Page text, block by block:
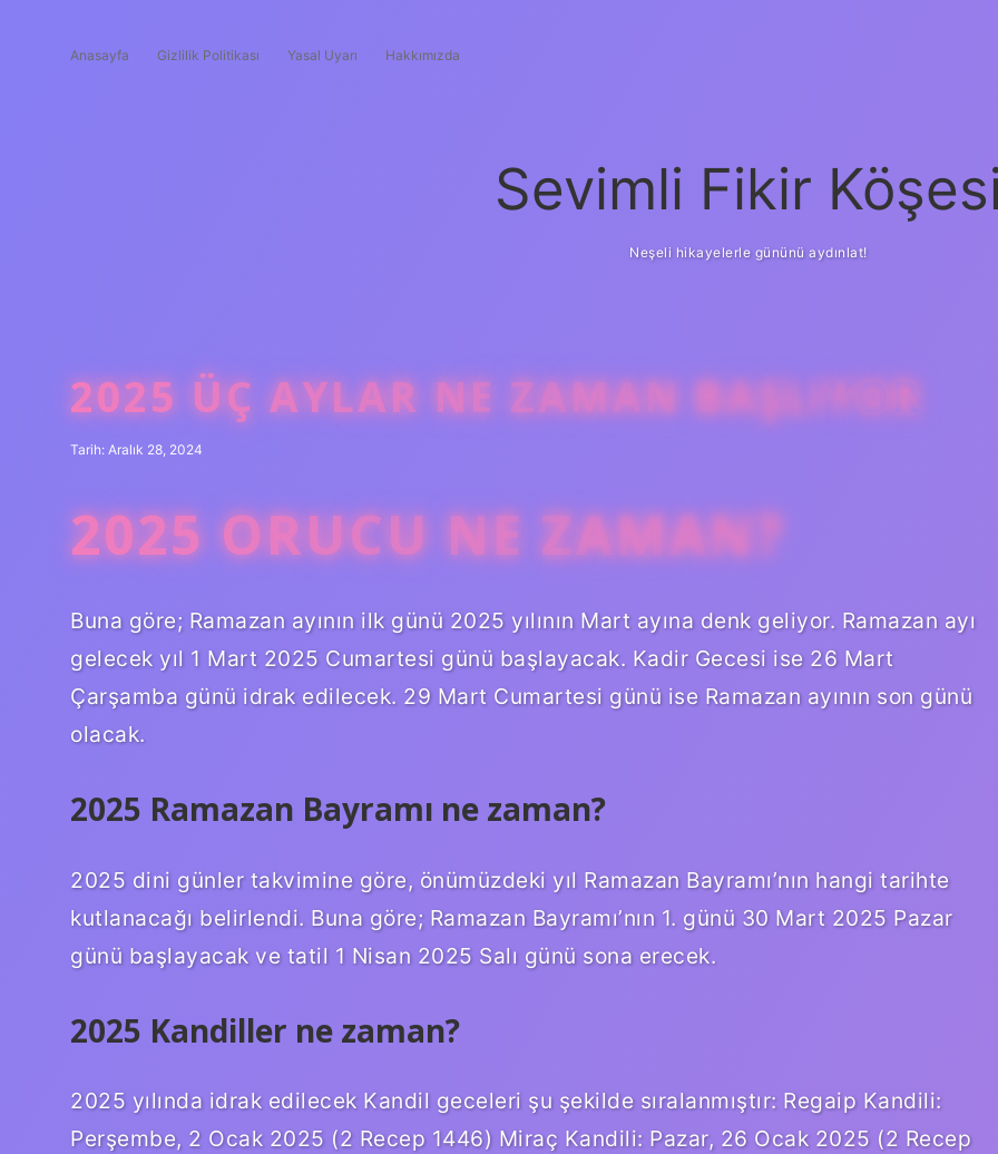
Anasayfa Gizlilik Politikası Yasal Uyarı Hakkımızda
Sevimli Fikir
Neşeli hikayelerle gününü aydınlat!
2025 ÜÇ AYLAR NE ZAMAN BAŞLIYOR
Tarih: Aralık 28, 2024
2025 ORUCU NE ZAMAN?
Buna göre; Ramazan ayının ilk günü 2025 yılının Mart ayına denk geliyor. Ramazan ayı
gelecek yıl 1 Mart 2025 Cumartesi günü başlayacak. Kadir Gecesi ise 26 Mart
Çarşamba günü idrak edilecek. 29 Mart Cumartesi günü ise Ramazan ayının son günü
olacak.
2025 Ramazan Bayramı ne zaman?
2025 dini günler takvimine göre, önümüzdeki yıl Ramazan Bayramı’nın hangi tarihte
kutlanacağı belirlendi. Buna göre; Ramazan Bayramı’nın 1. günü 30 Mart 2025 Pazar
günü başlayacak ve tatil 1 Nisan 2025 Salı günü sona erecek.
2025 Kandiller ne zaman?
2025 yılında idrak edilecek Kandil geceleri şu şekilde sıralanmıştır: Regaip Kandili:
Perşembe, 2 Ocak 2025 (2 Recep 1446) Miraç Kandili: Pazar, 26 Ocak 2025 (2 Recep